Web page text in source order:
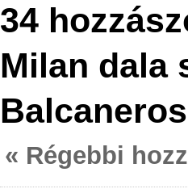
34
Milan dala
Balcaneros
« Régebbi